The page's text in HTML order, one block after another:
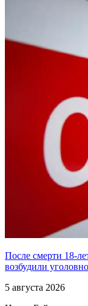
После смерти 18-
возбудили
5 августа 2026